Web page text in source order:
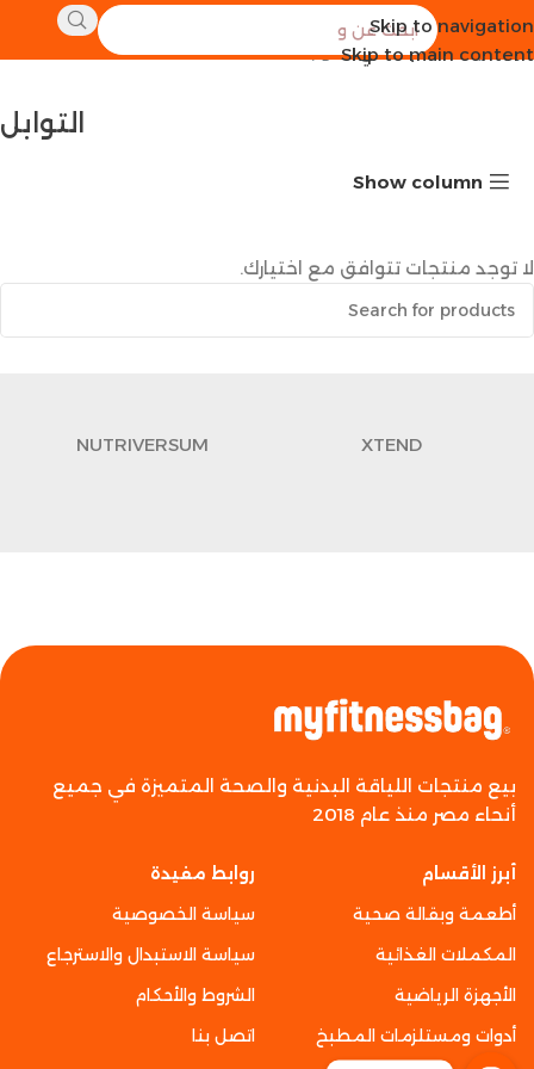
Skip to navigation
Skip to main content
الرئيسية طعام صحي التوابل
التوابل
Show column
لا توجد منتجات تتوافق مع اختيارك.
XTEND
NUTRIVERSUM
بيع منتجات اللياقة البدنية والصحة المتميزة في جميع
أنحاء مصر منذ عام 2018
أبرز الأقسام
أطعمة وبقالة صحية
المكملات الغذائية
الأجهزة الرياضية
أدوات ومستلزمات المطبخ
روابط مفيدة
سياسة الخصوصية
سياسة الاستبدال والاسترجاع
الشروط والأحكام
اتصل بنا